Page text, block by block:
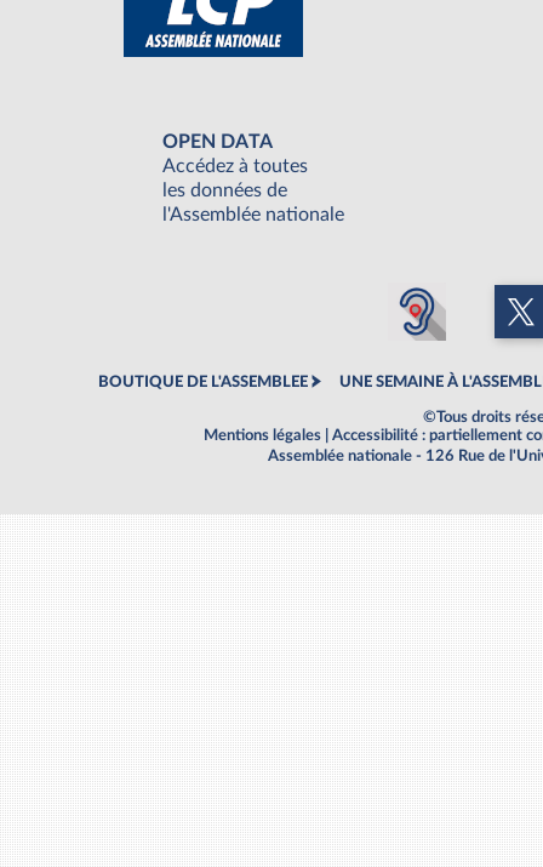
OPEN DATA
Accédez à toutes
les données de
l'Assemblée nationale
BOUTIQUE DE L'ASSEMBLEE UNE SEMAINE À
©Tous droits
Mentions légales
Accessibilité : partiellement
Assemblée nationale - 126 Rue de